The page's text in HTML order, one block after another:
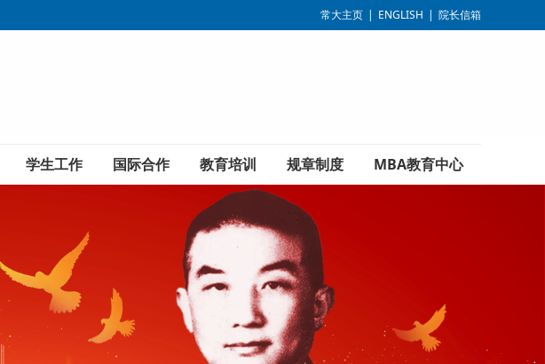
常大主页 | ENGLISH | 院长信箱
学生工作 国际合作 教育培训 规章制度 MBA教育中心